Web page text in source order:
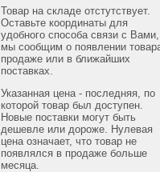
Товар на складе отстутствует.
Оставьте координаты для
удобного способа связи с Вами,
мы сообщим о появлении
продаже или в ближайших
поставках.
Указанная цена - последняя, по
которой товар был доступен.
Новые поставки могут быть
дешевле или дороже. Нулевая
цена означает, что товар не
появлялся в продаже больше
месяца.